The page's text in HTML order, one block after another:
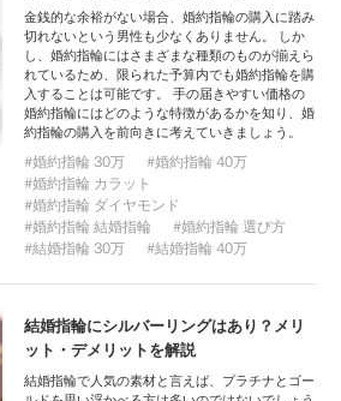
金銭的な余裕がない場合、婚約指輪の購入に踏み
切れないという男性も少なくありません。 しか
し、婚約指輪にはさまざまな種類のものが揃えら
れているため、限られた予算内でも婚約指輪を購
入することは可能です。 手の届きやすい価格の
婚約指輪にはどのような特徴があるかを知り、婚
約指輪の購入を前向きに考えていきましょう。
婚約指輪 30万
婚約指輪 40万
婚約指輪 カラット
婚約指輪 ダイヤモンド
婚約指輪 結婚指輪
婚約指輪 選び方
結婚指輪 30万
結婚指輪 40万
結婚指輪にシルバーリングはあり？メリ
ット・デメリットを解説
結婚指輪で人気の素材と言えば、プラチナとゴー